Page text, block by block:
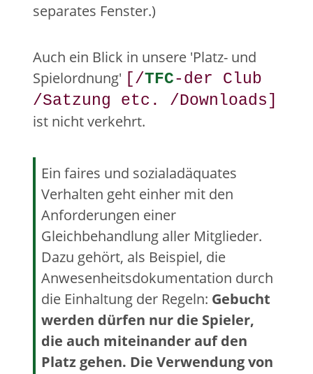
separates Fenster.)
Auch ein Blick in unsere 'Platz- und
Spielordnung' [/TFC-der Club
/Satzung etc. /Downloads]
ist nicht verkehrt.
Ein faires und sozialadäquates
Verhalten geht einher mit den
Anforderungen einer
Gleichbehandlung aller Mitglieder.
Dazu gehört, als Beispiel, die
Anwesenheitsdokumentation durch
die Einhaltung der Regeln: Gebucht
werden dürfen nur die Spieler,
die auch miteinander auf den
Platz gehen. Die Verwendung von